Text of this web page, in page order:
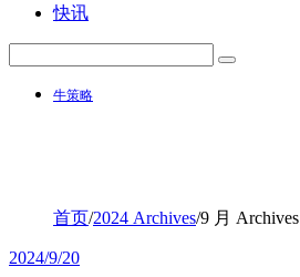
快讯
牛策略
首页/2024 Archives/9 月 Archives
2024/9/20